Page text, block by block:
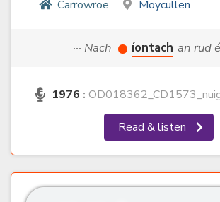
Carrowroe Moycullen
··· Nach íontach an rud
1976 :
Read & listen